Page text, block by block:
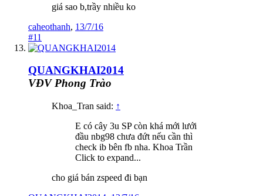
giá sao b,trầy nhiều ko
caheothanh, 13/7/16
#11
QUANGKHAI2014
VĐV Phong Trào
Khoa_Tran said: ↑
E có cây 3u SP còn khá mới lưới
đầu nbg98 chưa đứt nếu cần thì
check ib bên fb nha. Khoa Trần
Click to expand...
cho giá bán zspeed đi bạn